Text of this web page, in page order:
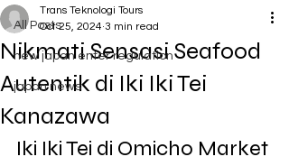
All Posts
new japan enter regulation
japan news
Nikmati Sensasi Seafood
Autentik di Iki Iki Tei
Kanazawa
Trans Teknologi Tours
Oct 25, 2024 3 min read
Iki Iki Tei di Omicho Market